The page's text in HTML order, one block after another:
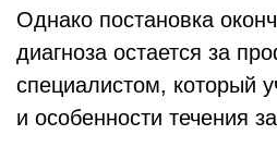
Однако постановка
диагноза остается за
специалистом, который
и особенности течения